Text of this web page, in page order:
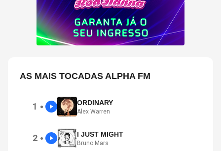
AS MAIS TOCADAS ALPHA FM
1 ● ORDINARY
Alex Warren
2 ● I JUST MIGHT
Bruno Mars